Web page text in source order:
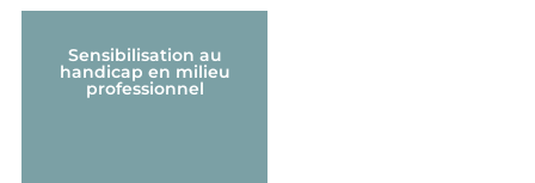
Sensibilisation au
handicap en milieu
professionnel